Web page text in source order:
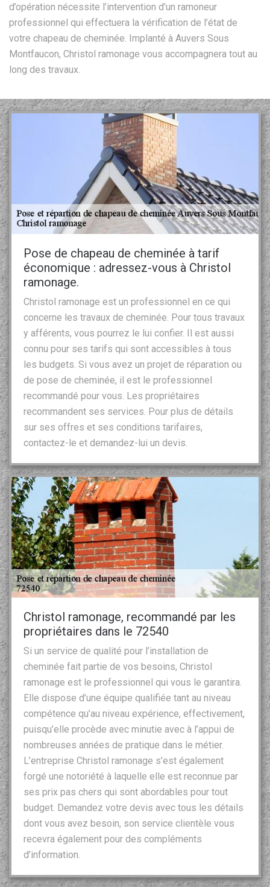
d’opération nécessite l’intervention d’un ramoneur
professionnel qui effectuera la vérification de l’état de
votre chapeau de cheminée. Implanté à Auvers Sous
Montfaucon, Christol ramonage vous accompagnera tout au
long des travaux.
Pose de chapeau de cheminée à tarif
économique : adressez-vous à Christol
ramonage.
Christol ramonage est un professionnel en ce qui
concerne les travaux de cheminée. Pour tous travaux
y afférents, vous pourrez le lui confier. Il est aussi
connu pour ses tarifs qui sont accessibles à tous
les budgets. Si vous avez un projet de réparation ou
de pose de cheminée, il est le professionnel
recommandé pour vous. Les propriétaires
recommandent ses services. Pour plus de détails
sur ses offres et ses conditions tarifaires,
contactez-le et demandez-lui un devis.
Christol ramonage, recommandé par les
propriétaires dans le 72540
Si un service de qualité pour l’installation de
cheminée fait partie de vos besoins, Christol
ramonage est le professionnel qui vous le garantira.
Elle dispose d’une équipe qualifiée tant au niveau
compétence qu’au niveau expérience, effectivement,
puisqu’elle procède avec minutie avec à l’appui de
nombreuses années de pratique dans le métier.
L’entreprise Christol ramonage s’est également
forgé une notoriété à laquelle elle est reconnue par
ses prix pas chers qui sont abordables pour tout
budget. Demandez votre devis avec tous les détails
dont vous avez besoin, son service clientèle vous
recevra également pour des compléments
d’information.